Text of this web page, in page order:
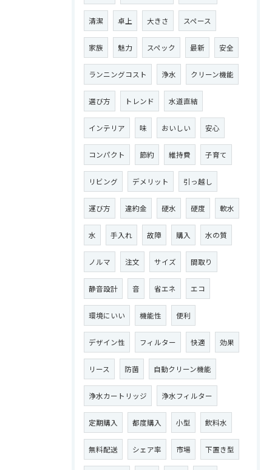
清潔 卓上 大きさ スペース
家族 魅力 スペック 最新 安全
ランニングコスト 浄水 クリーン機能
選び方 トレンド 水道直結
インテリア 味 おいしい 安心
コンパクト 節約 維持費 子育て
リビング デメリット 引っ越し
運び方 違約金 硬水 硬度 軟水
水 手入れ 故障 購入 水の質
ノルマ 注文 サイズ 間取り
静音設計 音 省エネ エコ
環境にいい 機能性 便利
デザイン性 フィルター 快適 効果
リース 防菌 自動クリーン機能
浄水カートリッジ 浄水フィルター
定期購入 都度購入 小型 飲料水
無料配送 シェア率 市場 下置き型